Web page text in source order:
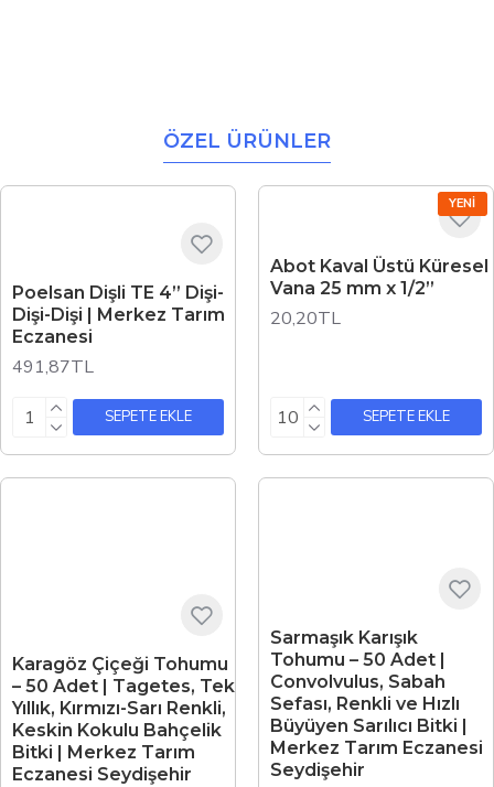
ÖZEL ÜRÜNLER
Poelsan Dişli TE 4” Dişi-
Dişi-Dişi | Merkez Tarım
Eczanesi
491,87TL
SEPETE EKLE
YENI
Abot Kaval Üstü Küresel
Vana 25 mm x 1/2”
20,20TL
SEPETE EKLE
Karagöz Çiçeği Tohumu
– 50 Adet | Tagetes, Tek
Yıllık, Kırmızı-Sarı Renkli,
Keskin Kokulu Bahçelik
Bitki | Merkez Tarım
Eczanesi Seydişehir
Sarmaşık Karışık
Tohumu – 50 Adet |
Convolvulus, Sabah
Sefası, Renkli ve Hızlı
Büyüyen Sarılıcı Bitki |
Merkez Tarım Eczanesi
Seydişehir